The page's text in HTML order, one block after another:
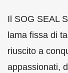
Il SOG SEAL
lama fissa di
riuscito a
appassionati,